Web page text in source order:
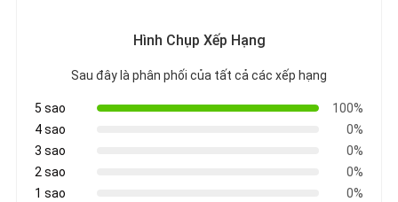
Hình Chụp Xếp Hạng
Sau đây là phân phối của tất cả các xếp hạng
5 sao
100%
4 sao
0%
3 sao
0%
2 sao
0%
1 sao
0%